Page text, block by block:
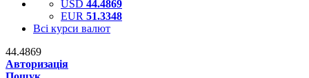
USD 44.4869
EUR 51.3348
Всі курси валют
44.4869
Авторизація